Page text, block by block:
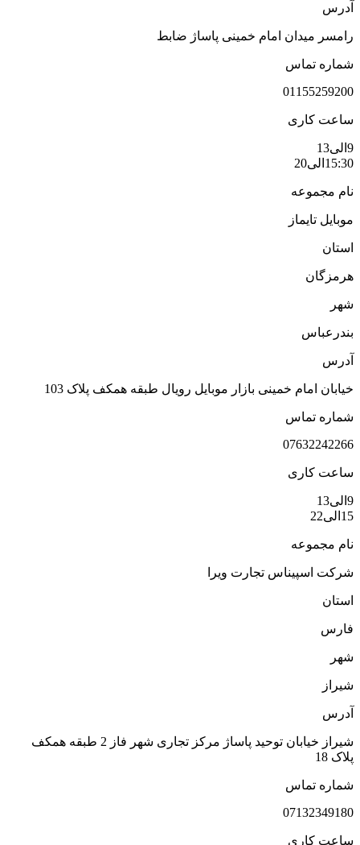
میدان امام خمینی پاساژ ضابط
تماس
کاری
مجموعه
تایماز
امام خمینی بازار موبایل رویال طبقه همکف پلاک 103
تماس
کاری
مجموعه
اسپیناس تجارت ویرا
شیراز خیابان توحید پاساژ مرکز تجاری شهر فاز 2 طبقه همکف
18
تماس
کاری